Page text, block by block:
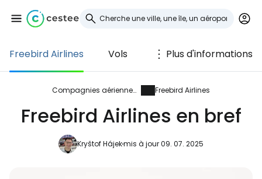
Freebird Airlines Vols Plus d'informations
Compagnies aériennes Freebird Airlines
Freebird Airlines en bref
Kryštof Hájekmis à jour 09. 07. 2025
Se connecter à
Cestee
... la communauté mondiale des voyageurs